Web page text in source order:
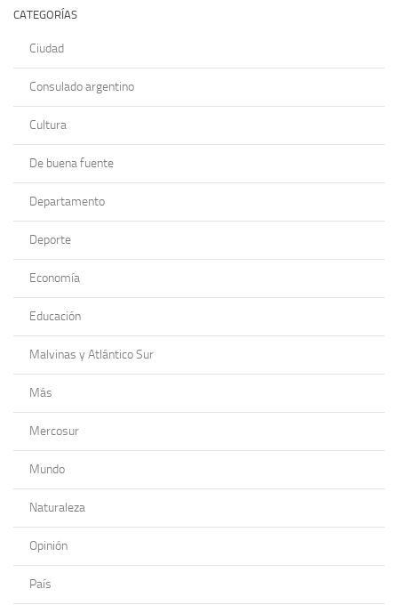
CATEGORÍAS
Ciudad
Consulado argentino
Cultura
De buena fuente
Departamento
Deporte
Economía
Educación
Malvinas y Atlántico Sur
Más
Mercosur
Mundo
Naturaleza
Opinión
País